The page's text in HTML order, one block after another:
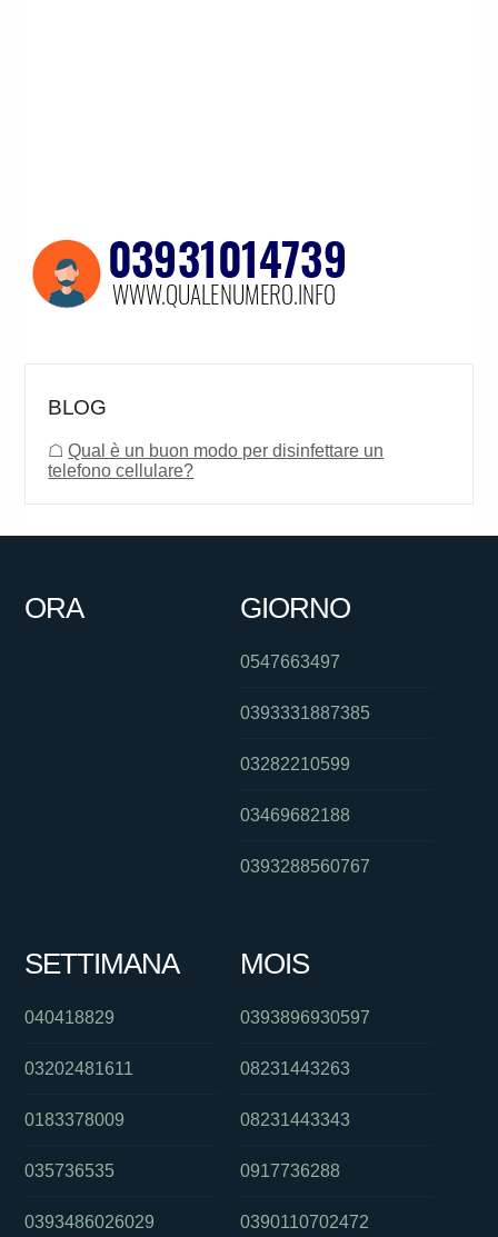
BLOG
☖Qual è un buon modo per disinfettare un
telefono cellulare?
ORA GIORNO
0547663497
0393331887385
03282210599
03469682188
0393288560767
SETTIMANA
040418829
03202481611
0183378009
035736535
0393486026029
MOIS
0393896930597
08231443263
08231443343
0917736288
0390110702472